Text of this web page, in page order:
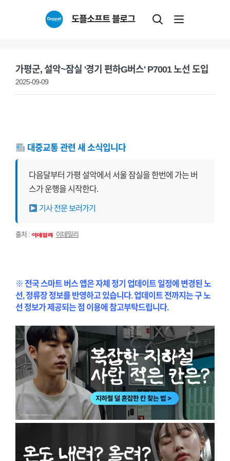
도플소프트 블로그
가평군, 설악~잠실 '경기 편하G버스' P7001 노선 도입
2025-09-09
대중교통 관련 새 소식입니다
다음달부터 가평 설악에서 서울 잠실을 한번에 가는 버
스가 운행을 시작한다.
기사 전문 보러가기
출처 : 이데일리
※ 전국 스마트 버스 앱은 자체 정기 업데이트 일정에 변경된 노
선, 정류장 정보를 반영하고 있습니다. 업데이트 전까지는 구 노
선 정보가 제공되는 점 이용에 참고부탁드립니다.